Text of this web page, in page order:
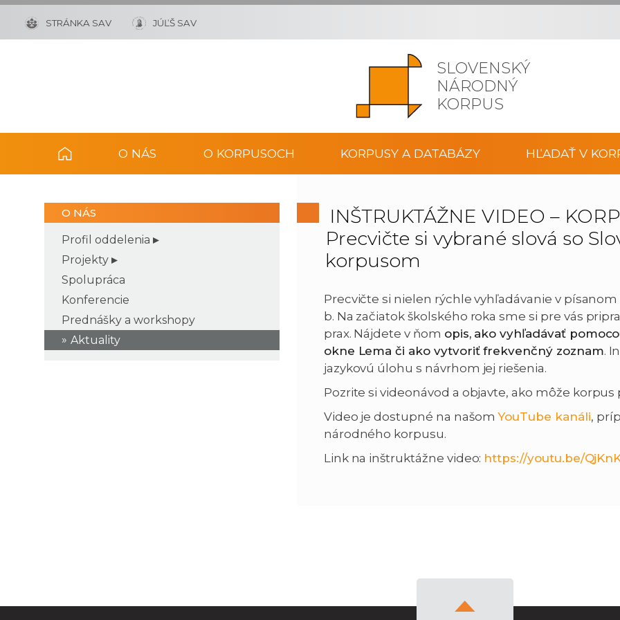
SLOVENSKÝ
NÁRODNÝ
KORPUS
STRÁNKA SAV JÚĽŠ SAV
O NÁS O KORPUSOCH KORPUSY A DATABÁZY HĽADAŤ V
O NÁS
Profil oddelenia
Projekty
Spolupráca
Konferencie
Prednášky a workshopy
Aktuality
INŠTRUKTÁŽNE VIDEO –
Precvičte si vybrané slová so
korpusom
Precvičte si nielen rýchle vyhľadávanie v písanom
b. Na začiatok školského roka sme si pre vás
prax. Nájdete v ňom opis, ako vyhľadávať
okne Lema či ako vytvoriť frekvenčný zoznam.
jazykovú úlohu s návrhom jej riešenia.
Pozrite si videonávod a objavte, ako môže
Video je dostupné na našomYouTube kanáli,
národného korpusu.
Link na inštruktážne video: https://youtu.be/